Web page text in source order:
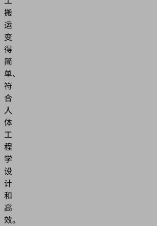
搬
运
变
得
简
单、
符
合
人
体
工
程
学
设
计
和
高
效。